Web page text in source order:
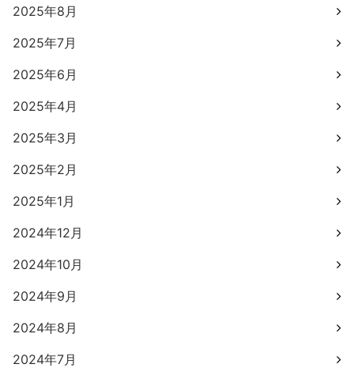
2025年8月
2025年7月
2025年6月
2025年4月
2025年3月
2025年2月
2025年1月
2024年12月
2024年10月
2024年9月
2024年8月
2024年7月